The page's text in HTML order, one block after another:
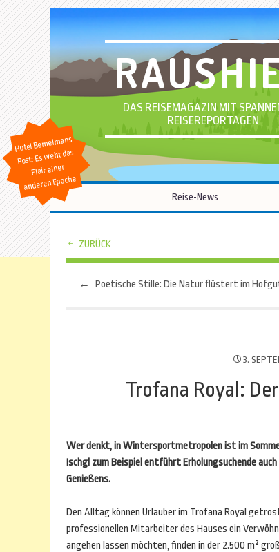
DAS REISEMAGAZIN MIT
REISEREPORTAGEN
Hotel Bemelmans
Post: Es weht das
Flair einer
anderen Epoche
Reise-News
ZURÜCK
Beitragsnavigation
←
3.
Trofana Royal:
Wer denkt, in Wintersportmetropolen ist im
Ischgl zum Beispiel entführt Erholungsuchende
Genießens.
Den Alltag können Urlauber im Trofana Royal
professionellen Mitarbeiter des Hauses ein
angehen lassen möchten, finden in der 2.500 m²